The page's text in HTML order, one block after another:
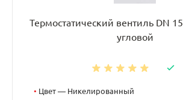
Термостатический вентиль DN
угловой
• Цвет — Никелированный